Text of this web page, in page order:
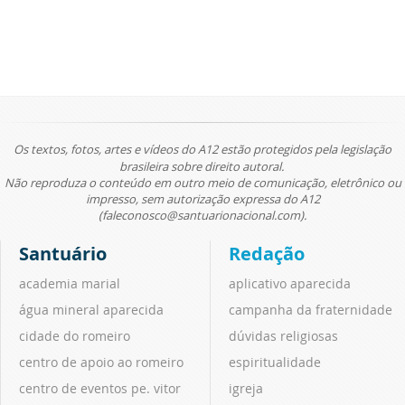
Os textos, fotos, artes e vídeos do A12 estão protegidos pela legislação
brasileira sobre direito autoral.
Não reproduza o conteúdo em outro meio de comunicação, eletrônico ou
impresso, sem autorização expressa do A12
(faleconosco@santuarionacional.com).
Santuário
academia marial
água mineral aparecida
cidade do romeiro
centro de apoio ao romeiro
centro de eventos pe. vitor
Redação
aplicativo aparecida
campanha da fraternidade
dúvidas religiosas
espiritualidade
igreja